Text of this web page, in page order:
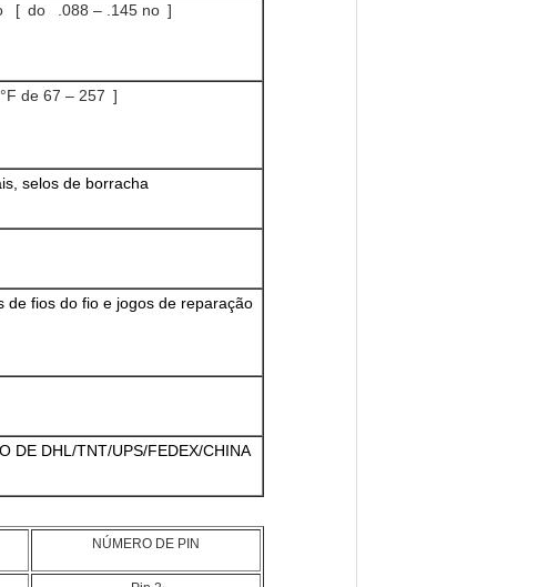
[ do .088 – .145 no ]
de 67 – 257 ]
selos de borracha
de fios do fio e jogos de reparação
DE DHL/TNT/UPS/FEDEX/CHINA
NÚMERO DE PIN